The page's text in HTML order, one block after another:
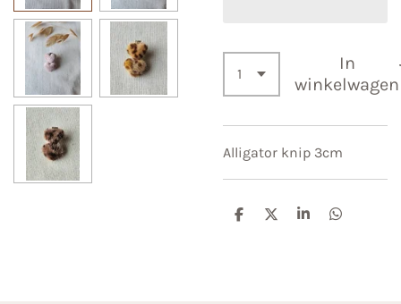
In
winkelwagen
Alligator knip 3cm
D
D
S
D